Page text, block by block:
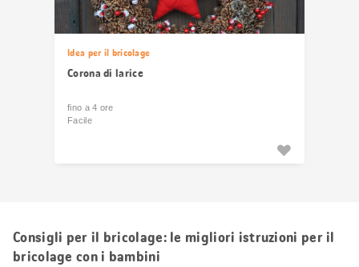
Idea per il bricolage
Corona di larice
fino a 4 ore
Facile
Consigli per il bricolage: le migliori istruzioni per il
bricolage con i bambini